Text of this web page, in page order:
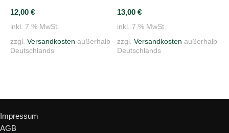
12,00 €
inkl. 7 % MwSt.
zzgl. Versandkosten außerhalb
Deutschlands
13,00 €
inkl. 7 % MwSt.
zzgl. Versandkosten außerhalb
Deutschlands
Impressum
AGB